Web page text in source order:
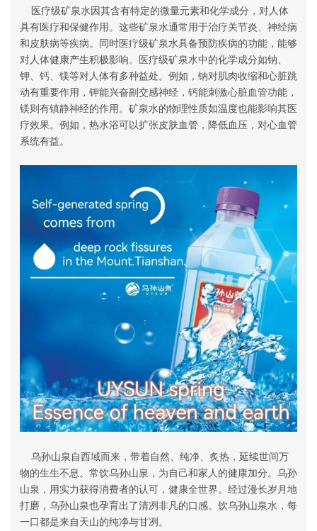
医疗级矿泉水因其含有特定的微量元素和化学成分，对人体
具有医疗和保健作用。这些矿泉水通常用于治疗关节炎、神经病
和皮肤病等疾病‌。同时医疗级矿泉水具备预防疾病的功能，能够
对人体健康产生积极影响‌。医疗级矿泉水中的化学成分如钠、
钾、钙、镁等对人体有多种益处。例如，钠对肌肉收缩和心脏跳
动有重要作用，钾能兴奋副交感神经，钙能刺激心脏血管功能，
镁则有镇静神经的作用‌。矿泉水的物理性质如温度也能影响其医
疗效果。例如，热水浴可以扩张皮肤血管，降低血压，对心血管
系统有益‌。
乌孙山泉自西域而来，带着自然、纯净、炙热，延续世间万
物的生生不息。常饮乌孙山泉，为自己和家人的健康加分。乌孙
山泉，用实力获得消费者的认可，健康全世界。经过漫长岁月地
打磨，乌孙山泉也孕育出了清冽非凡的口感。饮乌孙山泉水，每
一口都是来自天山的纯净与甘冽。